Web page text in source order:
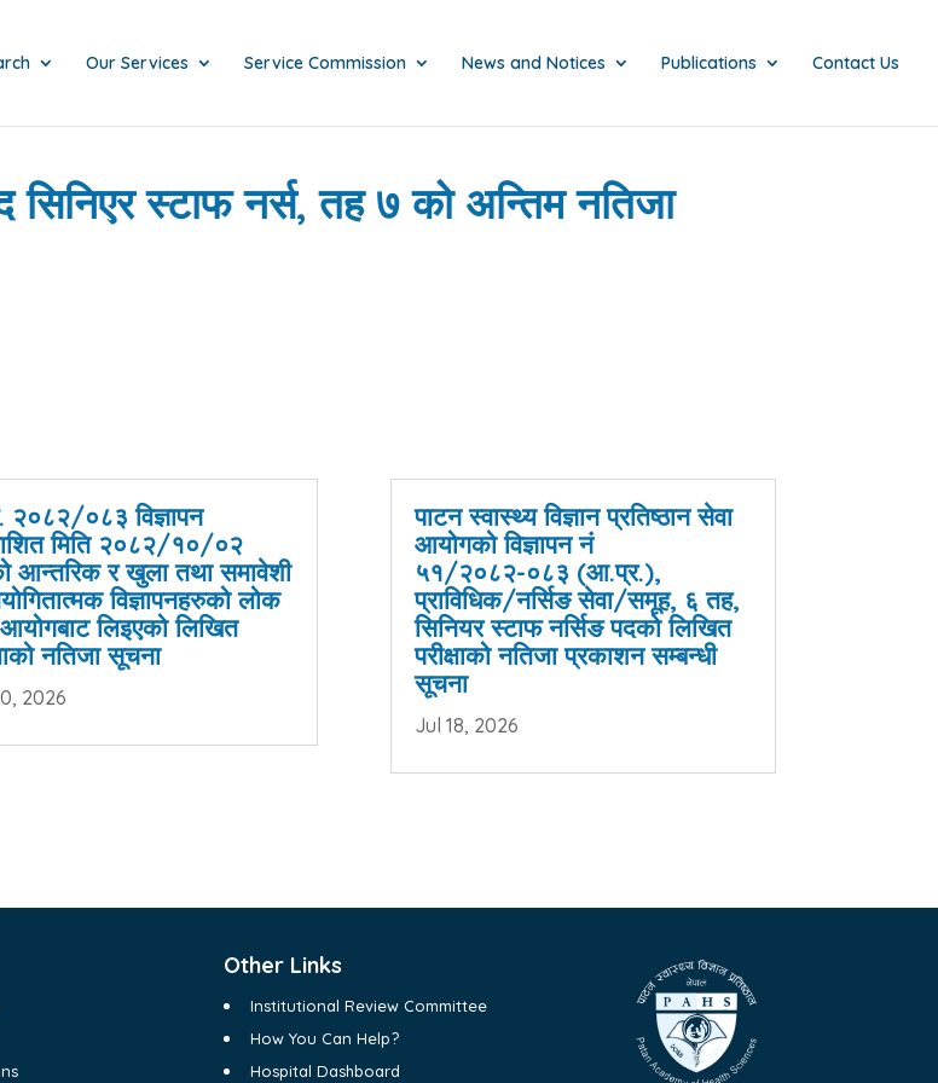
Our Services Service Commission News and Notices Publications Contact Us
स्टाफ नर्स, तह ७ को अन्तिम नतिजा
०८३ विज्ञापन
मिति २०८२/१०/०२
आन्तरिक र खुला तथा समावेशी
विज्ञापनहरुको लोक
लिइएको लिखित
नतिजा सूचना
2026
पाटन स्वास्थ्य विज्ञान प्रतिष्ठान सेवा
आयोगको विज्ञापन नं
५१/२०८२-०८३ (आ.प्र.),
प्राविधिक/नर्सिङ सेवा/समूह, ६ तह,
सिनियर स्टाफ नर्सिङ पदको लिखित
परीक्षाको नतिजा प्रकाशन सम्बन्धी
सूचना
Jul 18, 2026
Other Links
Institutional Review Committee
How You Can Help?
Hospital Dashboard